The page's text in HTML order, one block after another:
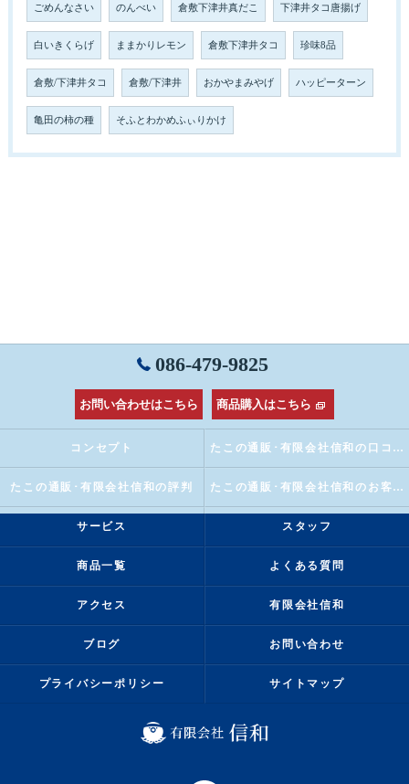
ごめんなさい のんべい 倉敷下津井真だこ 下津井タコ唐揚げ
白いきくらげ ままかりレモン 倉敷下津井タコ 珍味8品
倉敷/下津井タコ 倉敷/下津井 おかやまみやげ ハッピーターン
亀田の柿の種 そふとわかめふぃりかけ
086-479-9825
お問い合わせはこちら 商品購入はこちら
コンセプト たこの通販･有限会社信和の口コミ情報
たこの通販･有限会社信和の評判 たこの通販･有限会社信和のお客様の声
サービス スタッフ
商品一覧 よくある質問
アクセス 有限会社信和
ブログ お問い合わせ
プライバシーポリシー サイトマップ